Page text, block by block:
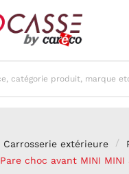
Carrosserie extérieure
Pare choc avant MINI MINI